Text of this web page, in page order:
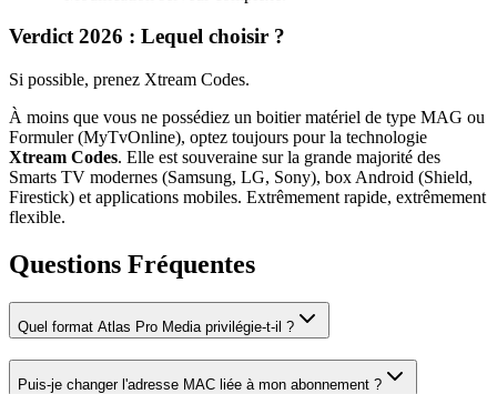
Verdict 2026 : Lequel choisir ?
Si possible, prenez Xtream Codes.
À moins que vous ne possédiez un boitier matériel de type MAG ou
Formuler (MyTvOnline), optez toujours pour la technologie
Xtream Codes. Elle est souveraine sur la grande majorité des
Smarts TV modernes (Samsung, LG, Sony), box Android (Shield,
Firestick) et applications mobiles. Extrêmement rapide, extrêmement
flexible.
Questions Fréquentes
Quel format Atlas Pro Media privilégie-t-il ?
Puis-je changer l'adresse MAC liée à mon abonnement ?